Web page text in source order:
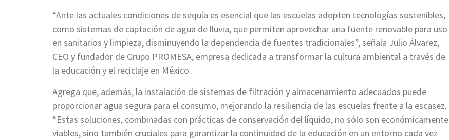
“Ante las actuales condiciones de sequía es esencial que las escuelas adopten tecnologías sostenibles,
como sistemas de captación de agua de lluvia, que permiten aprovechar una fuente renovable para uso
en sanitarios y limpieza, disminuyendo la dependencia de fuentes tradicionales”, señala Julio Álvarez,
CEO y fundador de Grupo PROMESA, empresa dedicada a transformar la cultura ambiental a través de
la educación y el reciclaje en México.
Agrega que, además, la instalación de sistemas de filtración y almacenamiento adecuados puede
proporcionar agua segura para el consumo, mejorando la resiliencia de las escuelas frente a la escasez.
“Estas soluciones, combinadas con prácticas de conservación del líquido, no sólo son económicamente
viables, sino también cruciales para garantizar la continuidad de la educación en un entorno cada vez